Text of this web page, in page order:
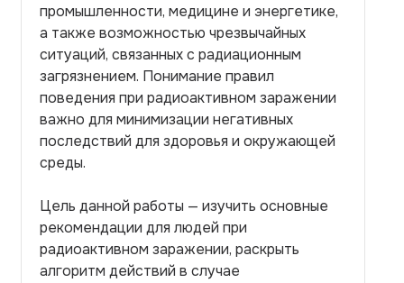
промышленности, медицине и энергетике,
а также возможностью чрезвычайных
ситуаций, связанных с радиационным
загрязнением. Понимание правил
поведения при радиоактивном заражении
важно для минимизации негативных
последствий для здоровья и окружающей
среды.
Цель данной работы — изучить основные
рекомендации для людей при
радиоактивном заражении, раскрыть
алгоритм действий в случае